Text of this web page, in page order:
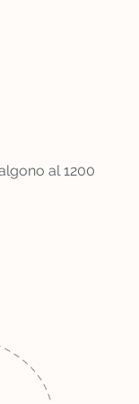
al 1200